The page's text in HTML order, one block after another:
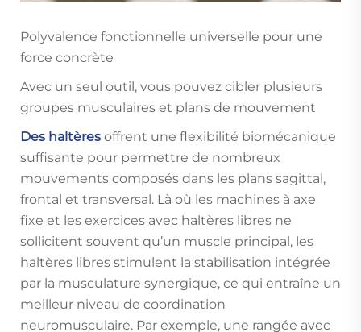
Polyvalence fonctionnelle universelle pour une
force concrète
Avec un seul outil, vous pouvez cibler plusieurs
groupes musculaires et plans de mouvement
Des haltères offrent une flexibilité biomécanique
suffisante pour permettre de nombreux
mouvements composés dans les plans sagittal,
frontal et transversal. Là où les machines à axe
fixe et les exercices avec haltères libres ne
sollicitent souvent qu’un muscle principal, les
haltères libres stimulent la stabilisation intégrée
par la musculature synergique, ce qui entraîne un
meilleur niveau de coordination
neuromusculaire. Par exemple, une rangée avec